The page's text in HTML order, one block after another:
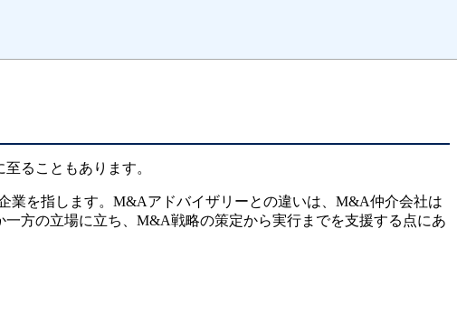
ることもあります。
を指します。M&Aアドバイザリーとの違いは、M&A仲介会社は
方の立場に立ち、M&A戦略の策定から実行までを支援する点にあ